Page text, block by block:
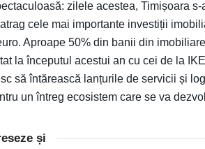
zilele acestea, Timișoara
cele mai importante investiții
Aproape 50% din banii din
la începutul acestui an cu cei de la
să întărească lanțurile de servicii și
un întreg ecosistem care se va
și